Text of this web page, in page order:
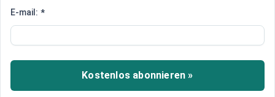
Teure Banken-Rettung
Konkurrenten sollen Bad Bank
für Hypo finanzieren
Der Hypo-Aufsichtsratschef fordert eine Bad
E-mail: *
Kostenlos abonnieren »